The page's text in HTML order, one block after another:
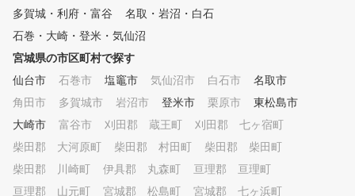
約15,000人を誇る抜群の指導力
インストラクターは全員当社の
厳しい基準をクリア、その後も
進化し続けるギア、技術、コー
るために定期的な研修を受けて
います。 また、女性インスト
ラクターも在籍していますので
、女性の方も安心してレッスン
を受けられます。 ●POINT３ 同
じ目的を持つ仲間とレベルアッ
多賀城・利府・富谷
名取・岩沼・白石
石巻・大崎・登米・気仙沼
宮城県の市区町村で探す
仙台市
石巻市 塩竈市 気仙沼市 白石市
名取市
角田市
多賀城市 岩沼市 登米市 栗原市
東松島市
大崎市
富谷市 刈田郡 蔵王町
刈田郡 七ヶ宿町
柴田郡 大河原町
柴田郡 村田町
柴田郡 柴田町
柴田郡 川崎町
伊具郡 丸森町
亘理郡 亘理町
亘理郡 山元町
宮城郡 松島町
宮城郡 七ヶ浜町